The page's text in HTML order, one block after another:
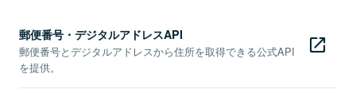
郵便番号・デジタルアドレスAPI
郵便番号とデジタルアドレスから住所を取得できる公式API
を提供。